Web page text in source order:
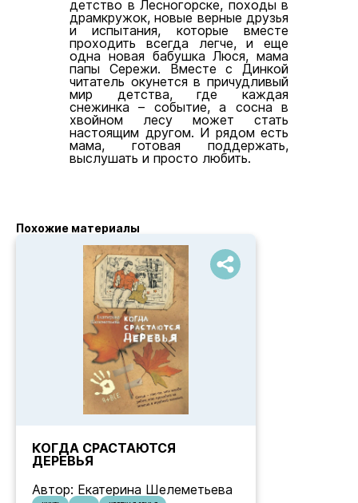
детство в Лесногорске, походы в
драмкружок, новые верные друзья
и испытания, которые вместе
проходить всегда легче, и еще
одна новая бабушка Люся, мама
папы Сережи. Вместе с Динкой
читатель окунется в причудливый
мир детства, где каждая
снежинка – событие, а сосна в
хвойном лесу может стать
настоящим другом. И рядом есть
мама, готовая поддержать,
выслушать и просто любить.
Похожие материалы
КОГДА СРАСТАЮТСЯ
ДЕРЕВЬЯ
Автор: Екатерина Шелеметьева